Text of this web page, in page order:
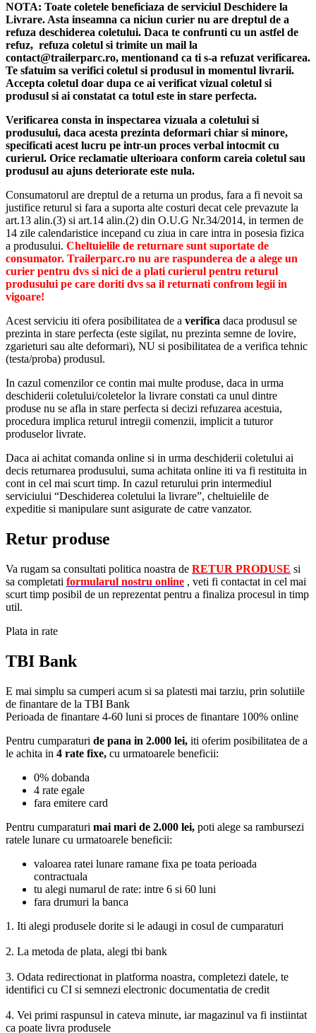
NOTA: Toate coletele beneficiaza de serviciul Deschidere la
Livrare. Asta inseamna ca niciun curier nu are dreptul de a
refuza deschiderea coletului. Daca te confrunti cu un astfel de
refuz, refuza coletul si trimite un mail la
contact@trailerparc.ro, mentionand ca ti s-a refuzat verificarea.
Te sfatuim sa verifici coletul si produsul in momentul livrarii.
Accepta coletul doar dupa ce ai verificat vizual coletul si
produsul si ai constatat ca totul este in stare perfecta.
Verificarea consta in inspectarea vizuala a coletului si
produsului, daca acesta prezinta deformari chiar si minore,
specificati acest lucru pe intr-un proces verbal intocmit cu
curierul. Orice reclamatie ulterioara conform careia coletul sau
produsul au ajuns deteriorate este nula.
Consumatorul are dreptul de a returna un produs, fara a fi nevoit sa
justifice returul si fara a suporta alte costuri decat cele prevazute la
art.13 alin.(3) si art.14 alin.(2) din O.U.G Nr.34/2014, in termen de
14 zile calendaristice incepand cu ziua in care intra in posesia fizica
a produsului. Cheltuielile de returnare sunt suportate de
consumator. Trailerparc.ro nu are raspunderea de a alege un
curier pentru dvs si nici de a plati curierul pentru returul
produsului pe care doriti dvs sa il returnati confrom legii in
vigoare!
Acest serviciu iti ofera posibilitatea de a verifica daca produsul se
prezinta in stare perfecta (este sigilat, nu prezinta semne de lovire,
zgarieturi sau alte deformari), NU si posibilitatea de a verifica tehnic
(testa/proba) produsul.
In cazul comenzilor ce contin mai multe produse, daca in urma
deschiderii coletului/coletelor la livrare constati ca unul dintre
produse nu se afla in stare perfecta si decizi refuzarea acestuia,
procedura implica returul intregii comenzii, implicit a tuturor
produselor livrate.
Daca ai achitat comanda online si in urma deschiderii coletului ai
decis returnarea produsului, suma achitata online iti va fi restituita in
cont in cel mai scurt timp. In cazul returului prin intermediul
serviciului “Deschiderea coletului la livrare”, cheltuielile de
expeditie si manipulare sunt asigurate de catre vanzator.
Retur produse
Va rugam sa consultati politica noastra de RETUR PRODUSE si
sa completati formularul nostru online , veti fi contactat in cel mai
scurt timp posibil de un reprezentat pentru a finaliza procesul in timp
util.
Plata in rate
TBI Bank
E mai simplu sa cumperi acum si sa platesti mai tarziu, prin solutiile
de finantare de la TBI Bank
Perioada de finantare 4-60 luni si proces de finantare 100% online
Pentru cumparaturi de pana in 2.000 lei, iti oferim posibilitatea de a
le achita in 4 rate fixe, cu urmatoarele beneficii:
0% dobanda
4 rate egale
fara emitere card
Pentru cumparaturi mai mari de 2.000 lei, poti alege sa rambursezi
ratele lunare cu urmatoarele beneficii:
valoarea ratei lunare ramane fixa pe toata perioada
contractuala
tu alegi numarul de rate: intre 6 si 60 luni
fara drumuri la banca
1. Iti alegi produsele dorite si le adaugi in cosul de cumparaturi
2. La metoda de plata, alegi tbi bank
3. Odata redirectionat in platforma noastra, completezi datele, te
identifici cu CI si semnezi electronic documentatia de credit
4. Vei primi raspunsul in cateva minute, iar magazinul va fi instiintat
ca poate livra produsele